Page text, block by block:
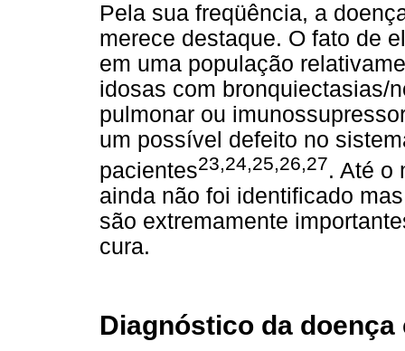
Pela sua freqüência, a
merece destaque. O fato de
em uma população
idosas com bronquiectasias/
pulmonar ou
um possível defeito no
pacientes23,24,25,26,27. Até o
ainda não foi identificado
são extremamente
cura.
Diagnóstico da doença